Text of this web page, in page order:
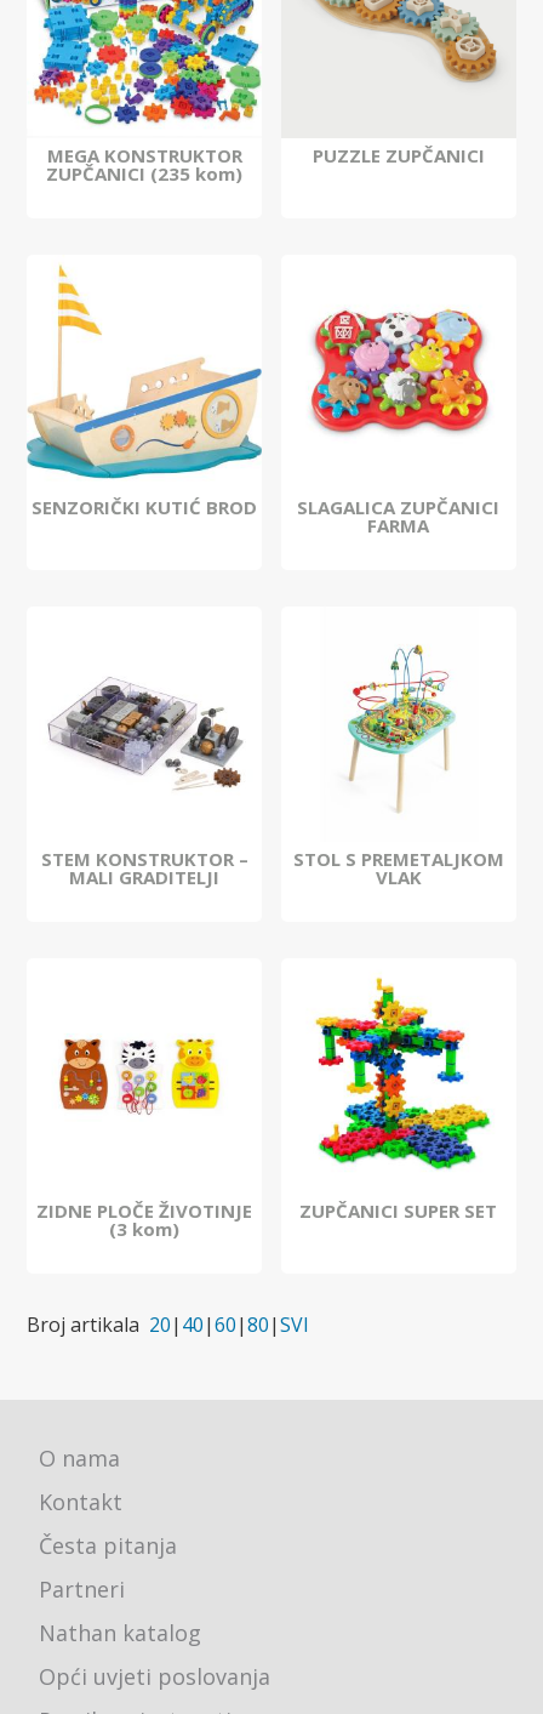
MEGA KONSTRUKTOR
ZUPČANICI (235 kom)
PUZZLE ZUPČANICI
SENZORIČKI KUTIĆ BROD SLAGALICA ZUPČANICI
FARMA
STEM KONSTRUKTOR –
MALI GRADITELJI
STOL S PREMETALJKOM
VLAK
ZIDNE PLOČE ŽIVOTINJE
(3 kom)
ZUPČANICI SUPER SET
Broj artikala 20| 40|60|80|SVI
O nama
Kontakt
Česta pitanja
Partneri
Nathan katalog
Opći uvjeti poslovanja